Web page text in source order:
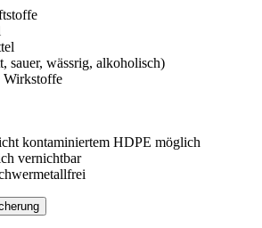
sauer, wässrig, alkoholisch)
Wirkstoffe
kontaminiertem HDPE möglich
vernichtbar